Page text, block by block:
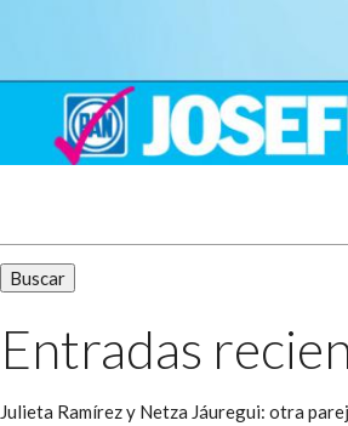
Entradas
Julieta Ramírez y Netza Jáuregui: otra